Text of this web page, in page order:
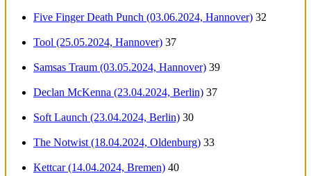
Five Finger Death Punch (03.06.2024, Hannover) 32
Tool (25.05.2024, Hannover) 37
Samsas Traum (03.05.2024, Hannover) 39
Declan McKenna (23.04.2024, Berlin) 37
Soft Launch (23.04.2024, Berlin) 30
The Notwist (18.04.2024, Oldenburg) 33
Kettcar (14.04.2024, Bremen) 40